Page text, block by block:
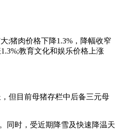
;猪肉价格下降1.3%，降幅收窄
教育文化和娱乐价格上涨
但目前母猪存栏中后备三元母
同时，受近期降雪及快速降温天